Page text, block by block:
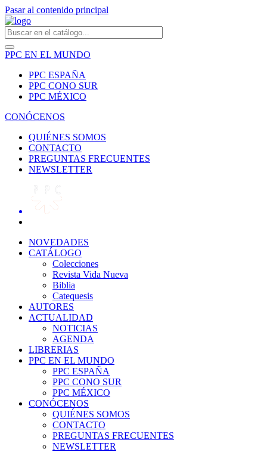
Pasar al contenido principal
PPC EN EL MUNDO
PPC ESPAÑA
PPC CONO SUR
PPC MÉXICO
CONÓCENOS
QUIÉNES SOMOS
CONTACTO
PREGUNTAS FRECUENTES
NEWSLETTER
NOVEDADES
CATÁLOGO
Colecciones
Revista Vida Nueva
Biblia
Catequesis
AUTORES
ACTUALIDAD
NOTICIAS
AGENDA
LIBRERIAS
PPC EN EL MUNDO
PPC ESPAÑA
PPC CONO SUR
PPC MÉXICO
CONÓCENOS
QUIÉNES SOMOS
CONTACTO
PREGUNTAS FRECUENTES
NEWSLETTER